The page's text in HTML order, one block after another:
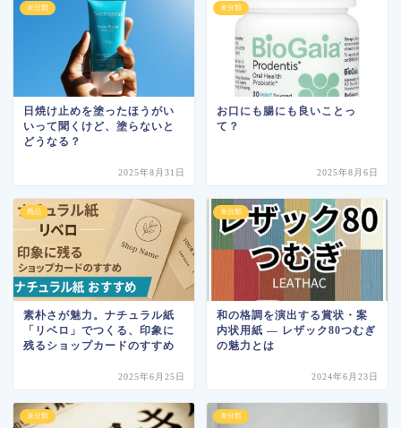
未分類
日焼け止めを塗ったほうがい
いって聞くけど、塗らないと
どうなる？
2025年8月31日
未分類
お口にも腸にも良いことっ
て？
2025年8月6日
商品
素朴さが魅力。ナチュラル紙
「リベロ」でつくる、印象に
残るショップカードのすすめ
2025年6月25日
未分類
和の格調を演出する賞状・案
内状用紙 ― レザック80つむぎ
の魅力とは
2024年6月23日
未分類 未分類